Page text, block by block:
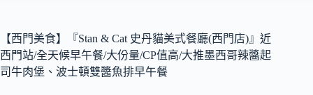
【西門美食】『Stan & Cat 史丹貓美式餐廳(西門店)』近
西門站/全天候早午餐/大份量/CP值高/大推墨西哥辣醬起
司牛肉堡、波士頓雙醬魚排早午餐